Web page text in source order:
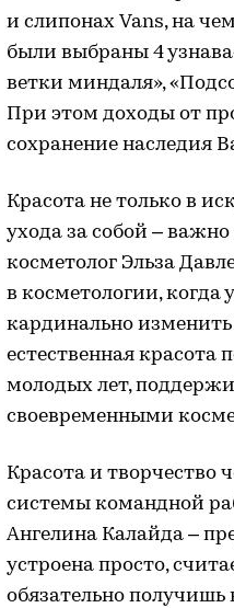
и слипонах Vans, на
были выбраны 4
ветки миндаля»,
При этом доходы от
сохранение наследия
Красота не только в
ухода за собой –
косметолог Эльза
в косметологии, когда
кардинально
естественная красота
молодых лет,
своевременными
Красота и творчество
системы командной
Ангелина Калайда –
устроена просто,
обязательно получишь